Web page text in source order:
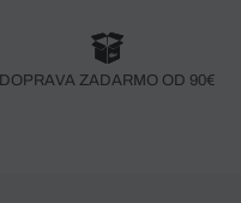
DOPRAVA ZADARMO OD 90€